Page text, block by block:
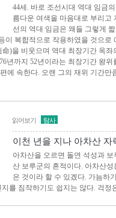
44세. 바로 조선시대 역대 임금
름다운 여색을 마음대로 부리고
선의 역대 임금은 왜들 그렇게
이 복합적으로 작용하였을 것으
)을 비웃으며 역대 최장기간 옥
년까지 52년이라는 최장기간 왕
에 속한다. 오랜 그의 재위 기간
읽어보기 탐사
이천 년을 지나 아차산
아차산을 오르면 돌연 석성과
산 보루군의 흔적이다. 아차산
은 것이라 할 수 있겠다. 가늠하
를 짐작하기도 쉽지는 않다. 걱